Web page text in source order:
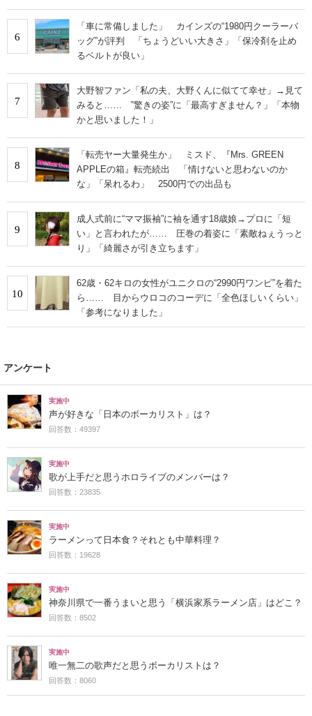
6
「車に常備しました」 カインズの“1980円クーラーバ
ッグ”が評判 「ちょうどいい大きさ」「保冷剤を止め
るベルトが良い」
7
大野智ファン「私の夫、大野くんに似てて幸せ」→見て
みると…… ‟驚きの姿”に「最高すぎません？」「本物
かと思いました！」
8
「転売ヤー大量発生か」 ミスド、『Mrs. GREEN
APPLEの箱』転売続出 「情けないと思わないのか
な」「呆れるわ」 2500円での出品も
9
成人式前に“ママ振袖”に袖を通す18歳娘→プロに「短
い」と言われたが…… 圧巻の着姿に「素敵ねぇうっと
り」「綺麗さが引き立ちます」
10
62歳・62キロの女性がユニクロの“2990円ワンピ”を着た
ら…… 目からウロコのコーデに「全色ほしいくらい」
「参考になりました」
アンケート
実施中
声が好きな「日本のボーカリスト」は？
回答数：49397
実施中
歌が上手だと思うホロライブのメンバーは？
回答数：23835
実施中
ラーメンって日本食？それとも中華料理？
回答数：19628
実施中
神奈川県で一番うまいと思う「横浜家系ラーメン店」はどこ？
回答数：8502
実施中
唯一無二の歌声だと思うボーカリストは？
回答数：8060